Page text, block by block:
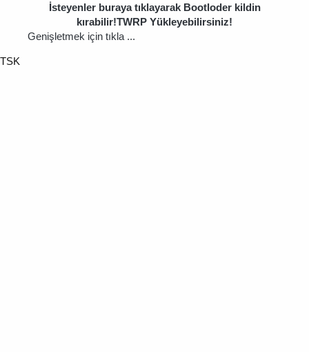
İsteyenler buraya tıklayarak Bootloder kildin
kırabilir!TWRP Yükleyebilirsiniz!
Genişletmek için tıkla ...
TSK